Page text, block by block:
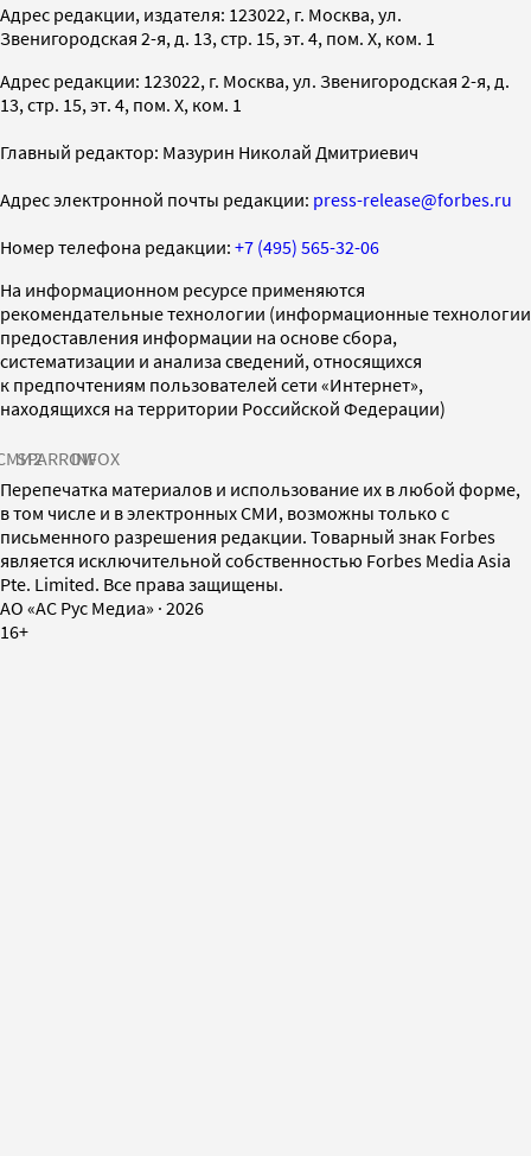
Адрес редакции, издателя: 123022, г. Москва, ул.
Звенигородская 2-я, д. 13, стр. 15, эт. 4, пом. X, ком. 1
Адрес редакции: 123022, г. Москва, ул. Звенигородская 2-я, д.
13, стр. 15, эт. 4, пом. X, ком. 1
Главный редактор: Мазурин Николай Дмитриевич
Адрес электронной почты редакции: press-release@forbes.ru
Номер телефона редакции: +7 (495) 565-32-06
На информационном ресурсе применяются
рекомендательные технологии (информационные технологии
предоставления информации на основе сбора,
систематизации и анализа сведений, относящихся
к предпочтениям пользователей сети «Интернет»,
находящихся на территории Российской Федерации)
SPARROWINFOX
Перепечатка материалов и использование их в любой форме,
в том числе и в электронных СМИ, возможны только с
письменного разрешения редакции. Товарный знак Forbes
является исключительной собственностью Forbes Media Asia
Pte. Limited. Все права защищены.
AO «АС Рус Медиа» · 2026
16+